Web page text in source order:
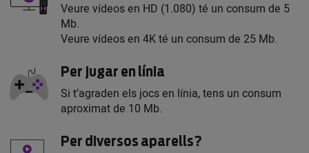
Veure vídeos en HD (1.080) té un consum de 5
Mb.
Veure vídeos en 4K té un consum de 25 Mb.
Per jugar en línia
Si t’agraden els jocs en línia, tens un consum
aproximat de 10 Mb.
Per diversos aparells?